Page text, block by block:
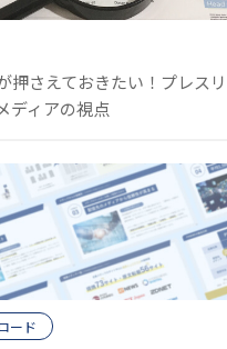
押さえておきたい！プレスリ
ディアの視点
ード